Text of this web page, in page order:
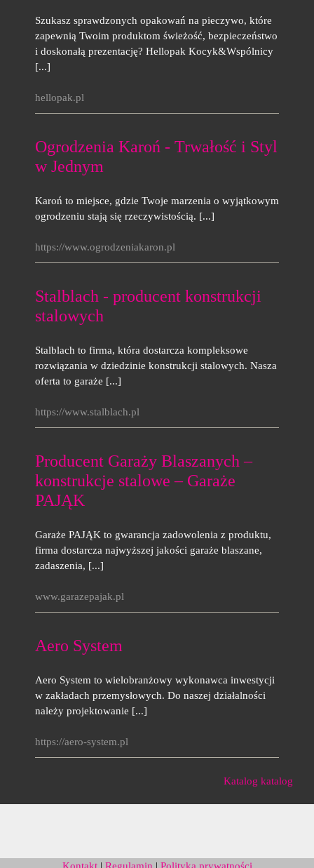
Szukasz sprawdzonych opakowań na pieczywo, które
zapewnią Twoim produktom świeżość, bezpieczeństwo
i doskonałą prezentację? Hellopak Kocyk&Wspólnicy
[...]
hellopak.pl
Ogrodzenia Karoń - Trwałość i Styl
w Jednym
Karoń to miejsce, gdzie Twoje marzenia o wyjątkowym
ogrodzeniu stają się rzeczywistością. [...]
https://www.ogrodzeniakaron.pl
Stalblach - producent konstrukcji
stalowych
Stalblach to firma, która dostarcza kompleksowe
rozwiązania w dziedzinie konstrukcji stalowych. Nasza
oferta to garaże [...]
https://www.stalblach.pl
Producent Garaży Blaszanych –
konstrukcje stalowe – Garaże
PAJĄK
Garaże PAJĄK to gwarancja zadowolenia z produktu,
firma dostarcza najwyższej jakości garaże blaszane,
zadaszenia, [...]
www.garazepajak.pl
Aero System
Aero System to wielobranżowy wykonawca inwestycji
w zakładach przemysłowych. Do naszej działalności
należy projektowanie [...]
https://aero-system.pl
Katalog katalog